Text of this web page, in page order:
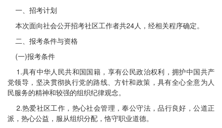
一、招考计划
本次面向社会公开招考社区工作者共24人，经相关程序确定。
二、报考条件与资格
(一)报考条件
1.具有中华人民共和国国籍，享有公民政治权利，拥护中国共产
党领导，坚决贯彻执行党的路线、方针和政策，具有全心全意为人
民服务的精神和较强的组织纪律观念。
2.热爱社区工作，热心社会管理，奉公守法，品行良好，公道正
派，热心公益，服从组织分配，恪守职业道德。